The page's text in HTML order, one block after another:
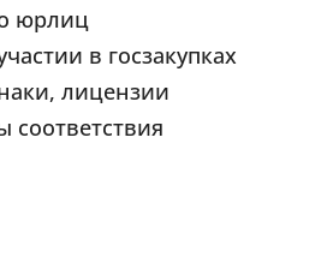
юрлиц
в госзакупках
лицензии
соответствия